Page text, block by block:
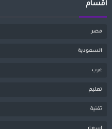
اقسام
مصر
السعودية
عرب
تعليم
تقنية